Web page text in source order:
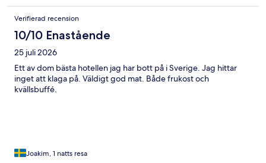
Verifierad recension
10/10 Enastående
25 juli 2026
Ett av dom bästa hotellen jag har bott på i Sverige. Jag hittar
inget att klaga på. Väldigt god mat. Både frukost och
kvällsbuffé.
Joakim, 1 natts resa